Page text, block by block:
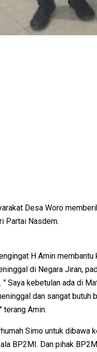
Desa Woro
Partai Nasdem.
H Amin membantu
di Negara Jiran,
" Saya kebetulan ada di
dan sangat butuh
terang Amin.
Simo untuk dibawa
BP2MI. Dan pihak